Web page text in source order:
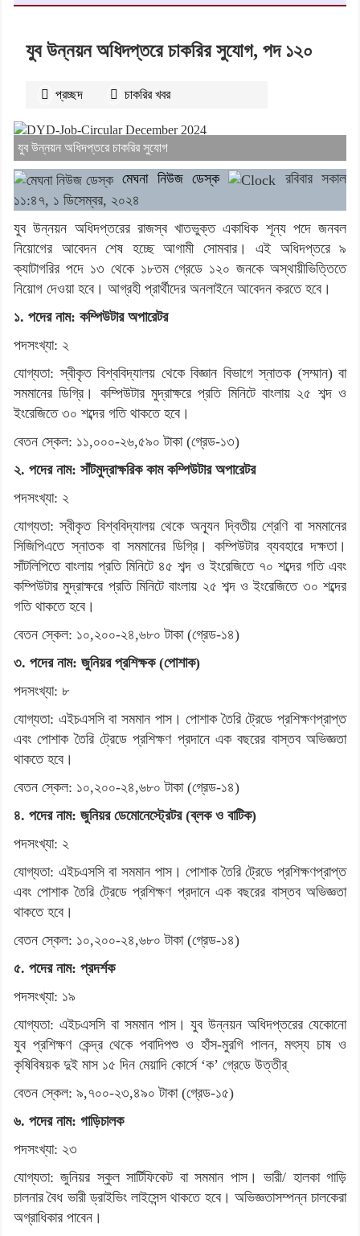
যুব উন্নয়ন অধিদপ্তরে চাকরির সুযোগ, পদ ১২০
প্রচ্ছদ চাকরির খবর
যুব উন্নয়ন অধিদপ্তরে চাকরির সুযোগ
মেঘনা নিউজ ডেস্ক
রবিবার সকাল
১১:৪৭, ১ ডিসেম্বর, ২০২৪
যুব উন্নয়ন অধিদপ্তরের রাজস্ব খাতভুক্ত একাধিক শূন্য পদে জনবল
নিয়োগের আবেদন শেষ হচ্ছে আগামী সোমবার। এই অধিদপ্তরে ৯
ক্যাটাগরির পদে ১৩ থেকে ১৮তম গ্রেডে ১২০ জনকে অস্থায়ীভিত্তিতে
নিয়োগ দেওয়া হবে। আগ্রহী প্রার্থীদের অনলাইনে আবেদন করতে হবে।
১. পদের নাম: কম্পিউটার অপারেটর
পদসংখ্যা: ২
যোগ্যতা: স্বীকৃত বিশ্ববিদ্যালয় থেকে বিজ্ঞান বিভাগে স্নাতক (সম্মান) বা
সমমানের ডিগ্রি। কম্পিউটার মুদ্রাক্ষরে প্রতি মিনিটে বাংলায় ২৫ শব্দ ও
ইংরেজিতে ৩০ শব্দের গতি থাকতে হবে।
বেতন স্কেল: ১১,০০০-২৬,৫৯০ টাকা (গ্রেড-১৩)
২. পদের নাম: সাঁটমুদ্রাক্ষরিক কাম কম্পিউটার অপারেটর
পদসংখ্যা: ২
যোগ্যতা: স্বীকৃত বিশ্ববিদ্যালয় থেকে অন্যূন দ্বিতীয় শ্রেণি বা সমমানের
সিজিপিএতে স্নাতক বা সমমানের ডিগ্রি। কম্পিউটার ব্যবহারে দক্ষতা।
সাঁটলিপিতে বাংলায় প্রতি মিনিটে ৪৫ শব্দ ও ইংরেজিতে ৭০ শব্দের গতি এবং
কম্পিউটার মুদ্রাক্ষরে প্রতি মিনিটে বাংলায় ২৫ শব্দ ও ইংরেজিতে ৩০ শব্দের
গতি থাকতে হবে।
বেতন স্কেল: ১০,২০০-২৪,৬৮০ টাকা (গ্রেড-১৪)
৩. পদের নাম: জুনিয়র প্রশিক্ষক (পোশাক)
পদসংখ্যা: ৮
যোগ্যতা: এইচএসসি বা সমমান পাস। পোশাক তৈরি ট্রেডে প্রশিক্ষণপ্রাপ্ত
এবং পোশাক তৈরি ট্রেডে প্রশিক্ষণ প্রদানে এক বছরের বাস্তব অভিজ্ঞতা
থাকতে হবে।
বেতন স্কেল: ১০,২০০-২৪,৬৮০ টাকা (গ্রেড-১৪)
৪. পদের নাম: জুনিয়র ডেমোনেস্ট্রেটর (ব্লক ও বাটিক)
পদসংখ্যা: ২
যোগ্যতা: এইচএসসি বা সমমান পাস। পোশাক তৈরি ট্রেডে প্রশিক্ষণপ্রাপ্ত
এবং পোশাক তৈরি ট্রেডে প্রশিক্ষণ প্রদানে এক বছরের বাস্তব অভিজ্ঞতা
থাকতে হবে।
বেতন স্কেল: ১০,২০০-২৪,৬৮০ টাকা (গ্রেড-১৪)
৫. পদের নাম: প্রদর্শক
পদসংখ্যা: ১৯
যোগ্যতা: এইচএসসি বা সমমান পাস। যুব উন্নয়ন অধিদপ্তরের যেকোনো
যুব প্রশিক্ষণ কেন্দ্র থেকে পবাদিপশু ও হাঁস-মুরগি পালন, মৎস্য চাষ ও
কৃষিবিষয়ক দুই মাস ১৫ দিন মেয়াদি কোর্সে ‘ক’ গ্রেডে উত্তীর্
বেতন স্কেল: ৯,৭০০-২৩,৪৯০ টাকা (গ্রেড-১৫)
৬. পদের নাম: গাড়িচালক
পদসংখ্যা: ২৩
যোগ্যতা: জুনিয়র স্কুল সার্টিফিকেট বা সমমান পাস। ভারী/ হালকা গাড়ি
চালনার বৈধ ভারী ড্রাইভিং লাইসেন্স থাকতে হবে। অভিজ্ঞতাসম্পন্ন চালকেরা
অগ্রাধিকার পাবেন।